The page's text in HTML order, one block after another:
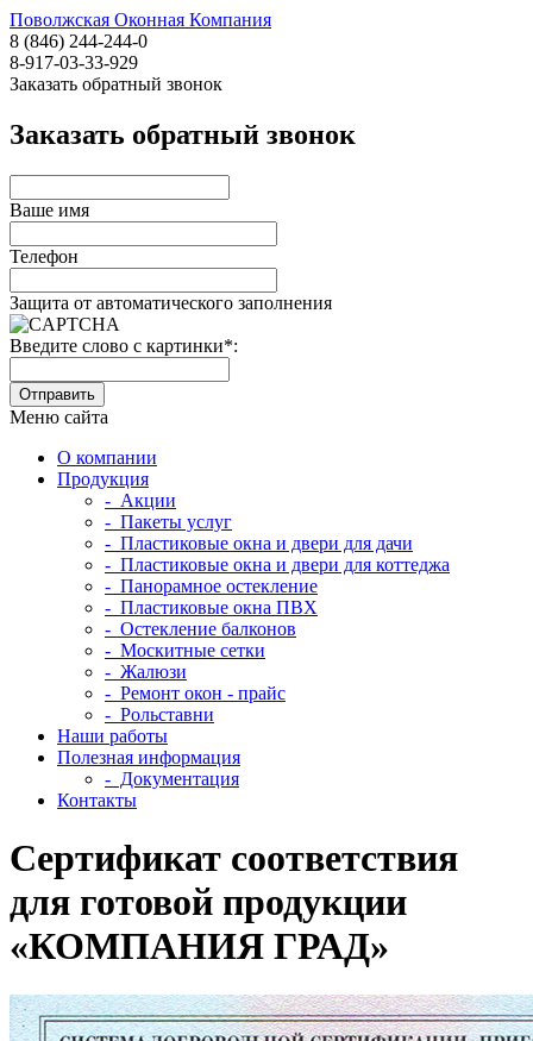
Поволжская Оконная Компания
8 (846) 244-244-0
8-917-03-33-929
Заказать обратный звонок
Заказать обратный звонок
Ваше имя
Телефон
Защита от автоматического заполнения
Введите слово с картинки*:
Меню сайта
О компании
Продукция
- Акции
- Пакеты услуг
- Пластиковые окна и двери для дачи
- Пластиковые окна и двери для коттеджа
- Панорамное остекление
- Пластиковые окна ПВХ
- Остекление балконов
- Москитные сетки
- Жалюзи
- Ремонт окон - прайс
- Рольставни
Наши работы
Полезная информация
- Документация
Контакты
Сертификат соответствия
для готовой продукции
«КОМПАНИЯ ГРАД»